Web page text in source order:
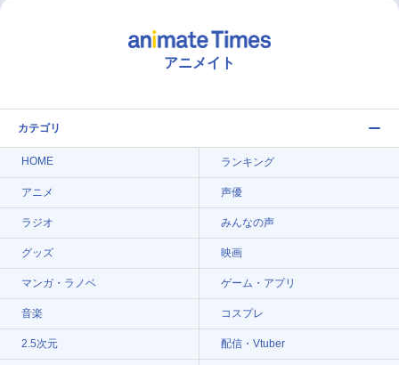
アニメイト
カテゴリ
HOME ランキング
アニメ 声優
ラジオ みんなの声
グッズ 映画
マンガ・ラノベ ゲーム・アプリ
音楽 コスプレ
2.5次元 配信・Vtuber